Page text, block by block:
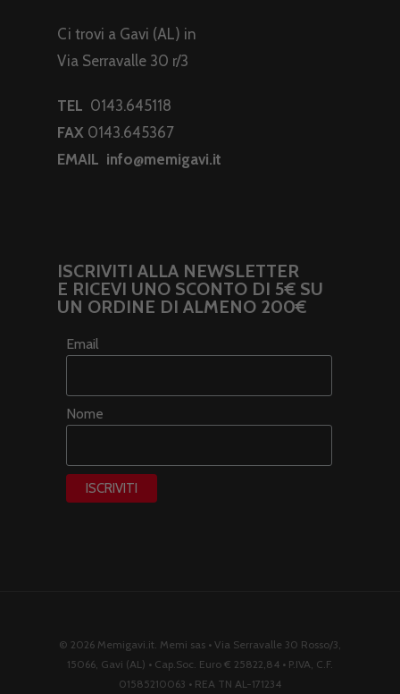
Ci trovi a Gavi (AL) in
Via Serravalle 30 r/3
TEL 0143.645118
FAX 0143.645367
EMAIL info@memigavi.it
ISCRIVITI ALLA NEWSLETTER
E RICEVI UNO SCONTO DI 5€ SU
UN ORDINE DI ALMENO 200€
Email
Nome
© 2026 Memigavi.it. Memi sas • Via Serravalle 30 Rosso/3,
15066, Gavi (AL) • Cap.Soc. Euro € 25822,84 • P.IVA, C.F.
01585210063 • REA TN AL-171234